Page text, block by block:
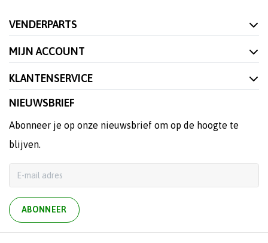
VENDERPARTS
MIJN ACCOUNT
KLANTENSERVICE
NIEUWSBRIEF
Abonneer je op onze nieuwsbrief om op de hoogte te
blijven.
ABONNEER